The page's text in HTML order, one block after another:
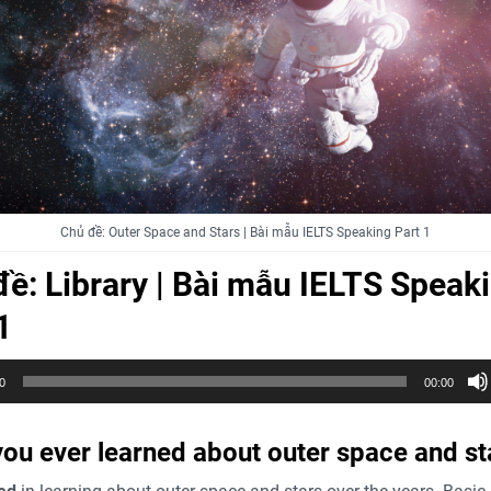
Chủ đề: Outer Space and Stars | Bài mẫu IELTS Speaking Part 1
Library | Bài mẫu IELTS
00:00
ever learned about outer space and